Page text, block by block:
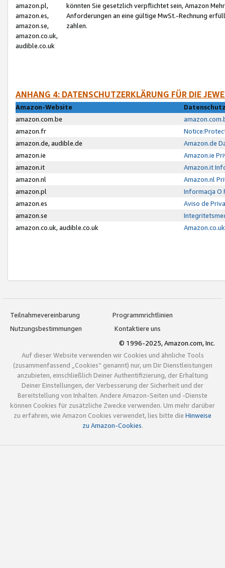
amazon.pl,
amazon.es,
amazon.se,
amazon.co.uk,
audible.co.uk
könnten Sie gesetzlich verpflichtet sein, Amazon
Anforderungen an eine gültige MwSt.-Rechnung
zahlen.
ANHANG 4: DATENSCHUTZERKLÄRUNG FÜR DIE
Amazon-Website
amazon.com.be
amazon.fr
amazon.de, audible.de
Amazon.de
amazon.ie
Amazon.ie
amazon.it
Amazon.it
amazon.nl
Amazon.nl
amazon.pl
Informacja O
amazon.es
Aviso de
amazon.se
amazon.co.uk, audible.co.uk
Teilnahmevereinbarung
Programmrichtlinien
Nutzungsbestimmungen
Kontaktiere uns
© 1996-2025, Amazon.com, Inc.
Auf dieser Website verwenden wir Cookies und ähnliche Tools
(zusammenfassend „Cookies“ genannt) nur, um Dir Dienstleistungen
anzubieten, einschließlich Deiner Authentifizierung, der Erhaltung
Deiner Einstellungen, der Verbesserung der Sicherheit und der
Bereitstellung von Inhalten. Andere Amazon-Seiten und -Dienste
können Cookies für zusätzliche Zwecke verwenden. Um mehr darüber
zu erfahren, wie Amazon Cookies verwendet, lies bitte die Hinweise
zu Amazon-Cookies.